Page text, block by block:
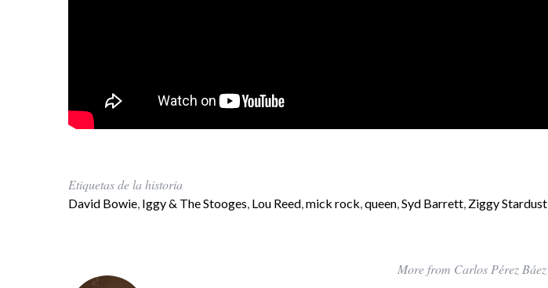
Etiquetas de la historia
David Bowie, Iggy & The Stooges, Lou Reed,mick rock,queen,Syd Barrett, Ziggy Stardust
More from Carlos Pérez Báez